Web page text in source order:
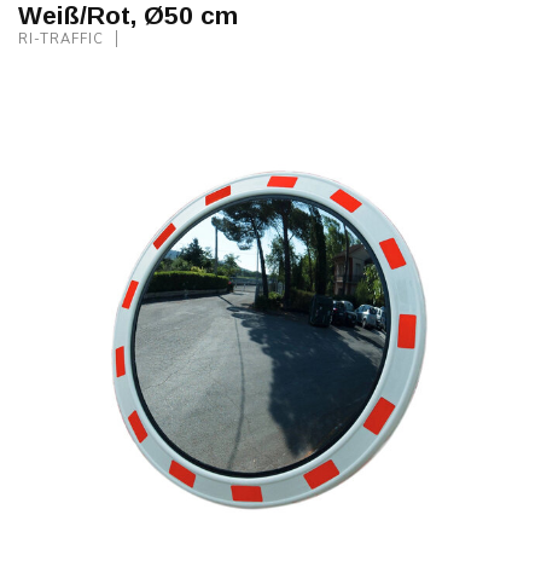
Weiß/Rot, Ø50 cm
RI-TRAFFIC